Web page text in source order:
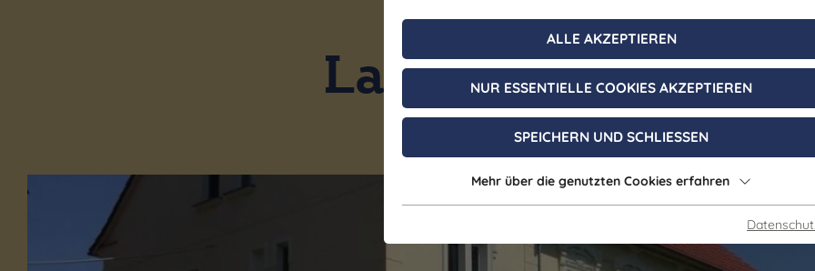
Gastgeber
Landpension
Zeitz OT Würchwitz
ALLE AKZEPTIEREN
NUR ESSENTIELLE COOKIES AKZEPTIEREN
SPEICHERN UND SCHLIESSEN
Mehr über die genutzten Cookies erfahren